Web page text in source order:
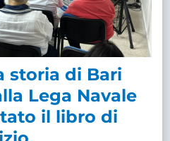
storia di Bari
Lega Navale
il libro di